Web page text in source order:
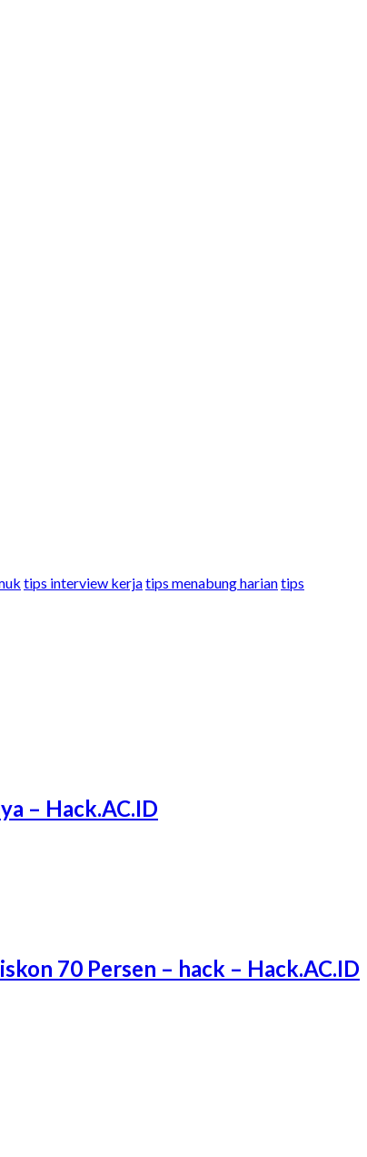
tips interview kerjatips menabung hariantips
– Hack.AC.ID
70 Persen – hack – Hack.AC.ID